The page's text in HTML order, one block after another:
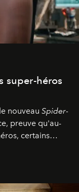
super-héros
nouveau Spider-
preuve qu'au-
certains
ferveur intacte.